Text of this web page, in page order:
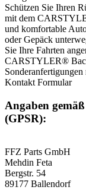
Schützen Sie Ihren
mit dem
und komfortable
oder Gepäck
Sie Ihre Fahrten
CARSTYLER®
Kontakt Formular
Angaben
(GPSR):
FFZ Parts GmbH
Mehdin Feta
Bergstr. 54
89177 Ballendorf